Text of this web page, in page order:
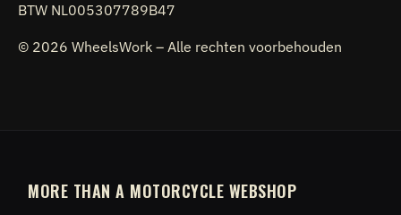
BTW NL005307789B47
© 2026 WheelsWork – Alle rechten voorbehouden
MORE THAN A MOTORCYCLE WEBSHOP